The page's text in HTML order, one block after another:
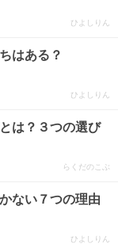
ひよしりん
はある？
ひよしりん
は？３つの選び
らくだのこぶ
ない７つの理由
ひよしりん